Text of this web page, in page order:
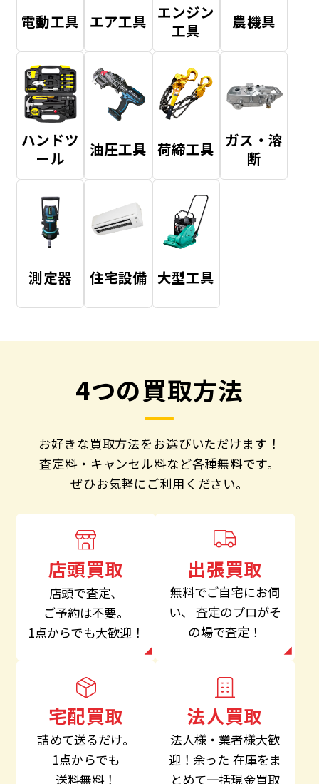
電動工具 エア工具 エンジン
工具
農機具
ハンドツ
ール
油圧工具 荷締工具 ガス・溶
断
測定器 住宅設備 大型工具
4つの買取方法
お好きな買取方法をお選びいただけます！
査定料・キャンセル料など各種無料です。
ぜひお気軽にご利用ください。
店頭買取
店頭で査定、
ご予約は不要。
1点からでも大歓迎！
出張買取
無料でご自宅にお伺
い、 査定のプロがそ
の場で査定！
宅配買取
詰めて送るだけ。
1点からでも
送料無料！
法人買取
法人様・業者様大歓
迎！余った 在庫をま
とめて一括現金買取